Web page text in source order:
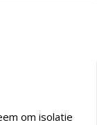
om isolatie